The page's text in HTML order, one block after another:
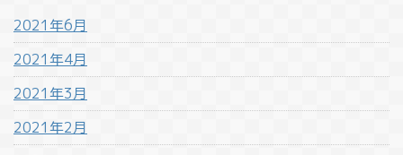
2021年6月
2021年4月
2021年3月
2021年2月